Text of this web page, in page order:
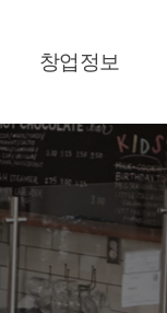
창업정보